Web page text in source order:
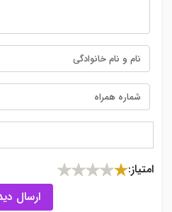
امتیاز:
ارسال